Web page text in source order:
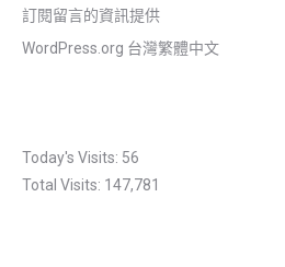
訂閱留言的資訊提供
WordPress.org 台灣繁體中文
Today's Visits: 56
Total Visits: 147,781